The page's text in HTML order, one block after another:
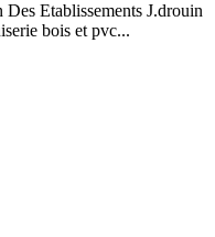
Etablissements J.drouin
bois et pvc...